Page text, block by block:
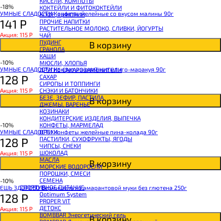
CHIKALAB Вафля двойная с начинкой
SNAQ FABRIQ Вафли с начинкой
SNAQ FABRIQ Хлебцы рисовые
SNAQ FABRIQ Батончик шоколадный без сахара Qwikler
SNAQ FABRIQ Батончик в шоколаде Coco
SNAQ FABRIQ Батончик в шоколаде Snaqer
КОКТЕЙЛИ И ФИТОКОКТЕЙЛИ
КОФЕ, ЦИКОРИЙ
ПРОЧИЕ НАПИТКИ
РАСТИТЕЛЬНОЕ МОЛОКО, СЛИВКИ, ЙОГУРТЫ
ЧАЙ
ПУДИНГ
ГРАНОЛА
КАШИ
МЮСЛИ, ХЛОПЬЯ
ДРУГИЕ САХАРОЗАМЕНИТЕЛИ
САХАР
СИРОПЫ И ТОППИНГИ
СНЭКИ И БАТОНЧИКИ
БЕЗЕ, ЗЕФИР, ПАСТИЛА
ДЖЕМЫ, ВАРЕНЬЕ
КОЗИНАКИ
КОНДИТЕРСКИЕ ИЗДЕЛИЯ, ВЫПЕЧКА
КОНФЕТЫ, МАРМЕЛАД
ОРЕХИ
ПАСТИЛКИ, СУХОФРУКТЫ, ЯГОДЫ
ЧИПСЫ, СНЕКИ
ШОКОЛАД
МАСЛА
МОРСКИЕ ВОДОРОСЛИ
ПОРОШКИ, СМЕСИ
СЕМЕНА
СПОРТИВНОЕ ПИТАНИЕ
Optimum System
PROPER VIT
ДЕТОКС
BOMBBAR Энергетический гель
-18%
УМНЫЕ СЛАДОСТИ Конфеты желейные со вкусом малины 90г
141 Р
Акция: 115 Р
В корзину
-10%
УМНЫЕ СЛАДОСТИ Конфеты желейные манго-маракуя 90г
128 Р
Акция: 115 Р
В корзину
-10%
УМНЫЕ СЛАДОСТИ Конфеты желейные пина-колада 90г
128 Р
Акция: 115 Р
В корзину
-10%
ЕШЬ ЗДОРОВО Вермишель из амарантовой муки без глютена 250г
128 Р
Акция: 115 Р